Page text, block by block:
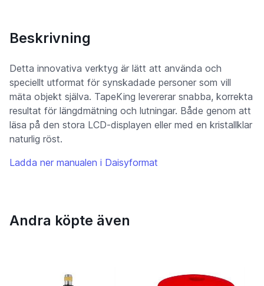
Beskrivning
Detta innovativa verktyg är lätt att använda och
speciellt utformat för synskadade personer som vill
mäta objekt själva. TapeKing levererar snabba, korrekta
resultat för längdmätning och lutningar. Både genom att
läsa på den stora LCD-displayen eller med en kristallklar
naturlig röst.
Ladda ner manualen i Daisyformat
Andra köpte även